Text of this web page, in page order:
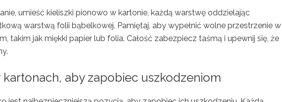
umieść kieliszki pionowo w kartonie, każdą warstwę oddzielając
warstwą folii bąbelkowej. Pamiętaj, aby wypełnić wolne przestrzenie w
takim jak miękki papier lub folia. Całość zabezpiecz taśmą i upewnij się, że
kartonach, aby zapobiec uszkodzeniom